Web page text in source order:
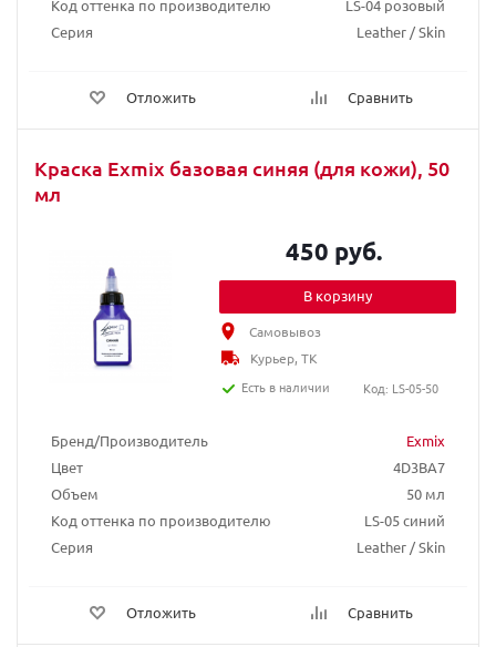
Код оттенка по производителю
LS-04 розовый
Серия
Leather / Skin
Отложить Сравнить
Краска Exmix базовая синяя (для кожи), 50
мл
Бренд/Производитель
Exmix
Цвет
4D3BA7
Объем
50 мл
Код оттенка по производителю
LS-05 синий
Серия
Leather / Skin
Отложить Сравнить
450 руб.
В корзину
Самовывоз
Курьер, ТК
Есть в наличии
Код: LS-05-50